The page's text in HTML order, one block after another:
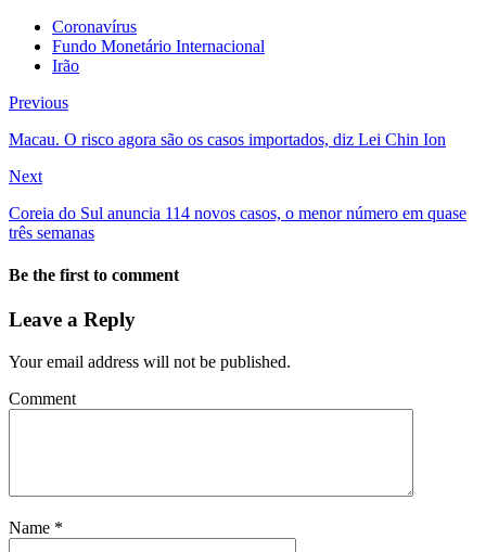
Coronavírus
Fundo Monetário Internacional
Irão
Previous
Macau. O risco agora são os casos importados, diz Lei Chin Ion
Next
Coreia do Sul anuncia 114 novos casos, o menor número em quase
três semanas
Be the first to comment
Leave a Reply
Your email address will not be published.
Comment
Name *